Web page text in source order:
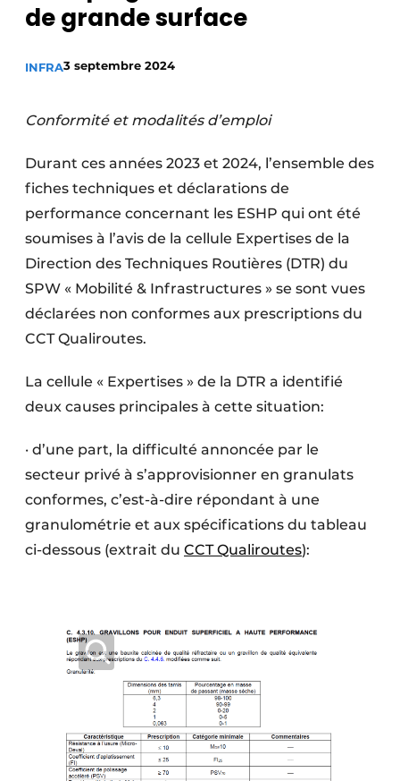
Termes et conditions
Éclairage
Fondations
Façades
Géotextiles
Infrastructures souterraines et égouttage
Protection solaire
Rénovation
Sécurité incendie
de grande surface
INFRA3 septembre 2024
Conformité et modalités d’emploi
Durant ces années 2023 et 2024, l’ensemble des
fiches techniques et déclarations de
performance concernant les ESHP qui ont été
soumises à l’avis de la cellule Expertises de la
Direction des Techniques Routières (DTR) du
SPW « Mobilité & Infrastructures » se sont vues
déclarées non conformes aux prescriptions du
CCT Qualiroutes.
La cellule « Expertises » de la DTR a identifié
deux causes principales à cette situation:
· d’une part, la difficulté annoncée par le
secteur privé à s’approvisionner en granulats
conformes, c’est-à-dire répondant à une
granulométrie et aux spécifications du tableau
ci-dessous (extrait du CCT Qualiroutes):